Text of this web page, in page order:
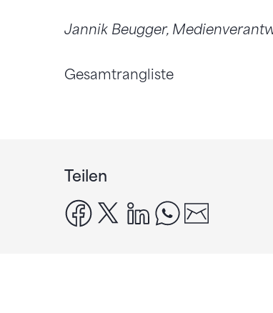
Jannik Beugger,
Gesamtrangliste
Teilen
facebook
x linkedinwhatsapp